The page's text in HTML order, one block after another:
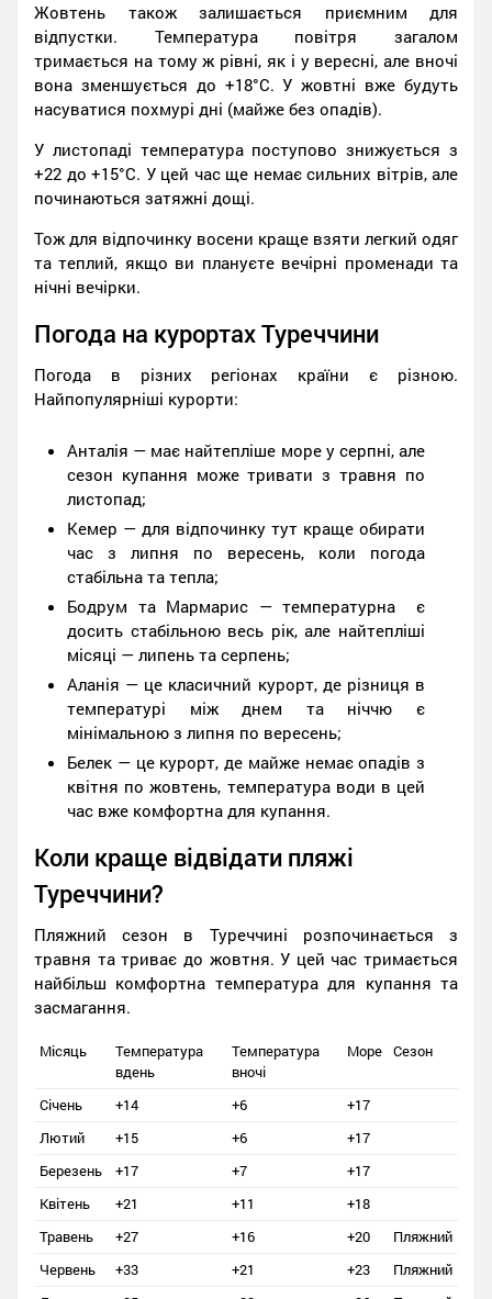
Жовтень також залишається приємним для
відпустки. Температура повітря загалом
тримається на тому ж рівні, як і у вересні, але вночі
вона зменшується до +18°C. У жовтні вже будуть
насуватися похмурі дні (майже без опадів).
У листопаді температура поступово знижується з
+22 до +15°C. У цей час ще немає сильних вітрів, але
починаються затяжні дощі.
Тож для відпочинку восени краще взяти легкий одяг
та теплий, якщо ви плануєте вечірні променади та
нічні вечірки.
Погода на курортах Туреччини
Погода в різних регіонах країни є різною.
Найпопулярніші курорти:
Анталія — має найтепліше море у серпні, але
сезон купання може тривати з травня по
листопад;
Кемер — для відпочинку тут краще обирати
час з липня по вересень, коли погода
стабільна та тепла;
Бодрум та Мармарис — температурна є
досить стабільною весь рік, але найтепліші
місяці — липень та серпень;
Аланія — це класичний курорт, де різниця в
температурі між днем та ніччю є
мінімальною з липня по вересень;
Белек — це курорт, де майже немає опадів з
квітня по жовтень, температура води в цей
час вже комфортна для купання.
Коли краще відвідати пляжі
Туреччини?
Пляжний сезон в Туреччині розпочинається з
травня та триває до жовтня. У цей час тримається
найбільш комфортна температура для купання та
засмагання.
Місяць
Температура
вдень
Температура
вночі
Море Сезон
Січень +14 +6
+17
Лютий
+15 +6
+17
Березень
+17 +7
+17
Квітень
+21 +11
+18
Травень
+27 +16 +20
Пляжний
Червень
+33 +21 +23
Пляжний